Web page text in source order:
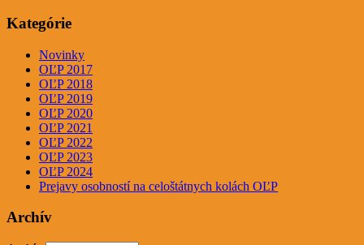
Kategórie
Novinky
OĽP 2017
OĽP 2018
OĽP 2019
OĽP 2020
OĽP 2021
OĽP 2022
OĽP 2023
OĽP 2024
Prejavy osobností na celoštátnych kolách OĽP
Archív